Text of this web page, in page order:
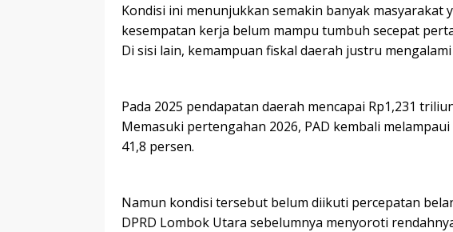
Kondisi ini menunjukkan semakin banyak masyarakat
kesempatan kerja belum mampu tumbuh secepat
Di sisi lain, kemampuan fiskal daerah justru
Pada 2025 pendapatan daerah mencapai Rp1,231
Memasuki pertengahan 2026, PAD kembali
41,8 persen.
Namun kondisi tersebut belum diikuti percepatan
DPRD Lombok Utara sebelumnya menyoroti